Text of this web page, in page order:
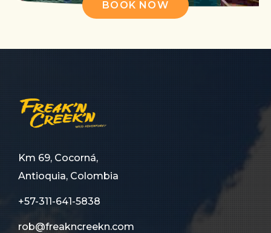
BOOK NOW
Km 69, Cocorná,
Antioquia, Colombia
+57-311-641-5838
rob@freakncreekn.com